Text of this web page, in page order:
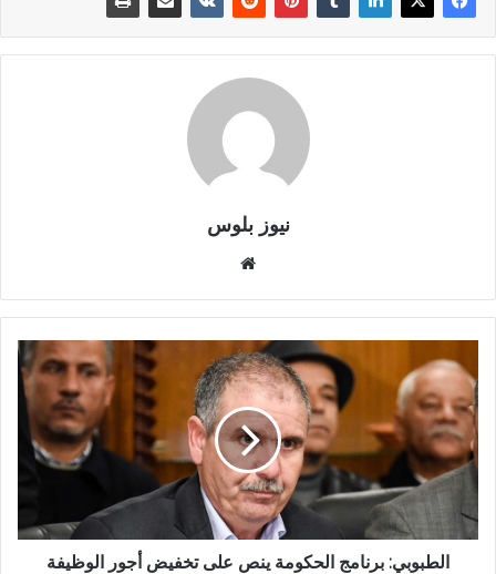
نيوز بلوس
الطبوبي: برنامج الحكومة ينص على تخفيض أجور الوظيفة